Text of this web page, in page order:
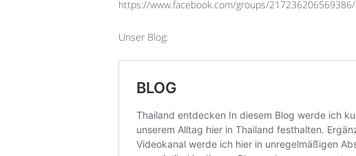
https://www.facebook.com/groups/217236206569386/
Unser Blog: